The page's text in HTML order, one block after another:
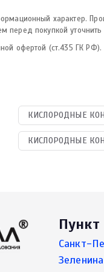
характер.
покупкой уточнить
офертой (ст.435 ГК
КИСЛОРОДНЫЕ
КИСЛОРОДНЫЕ
Санкт-